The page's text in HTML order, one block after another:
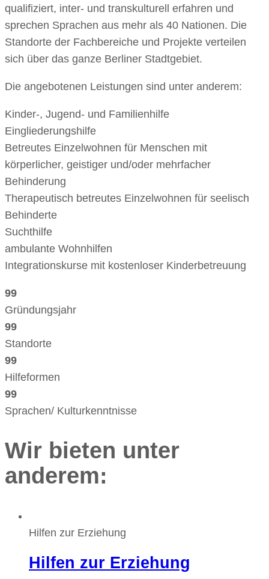
qualifiziert, inter- und transkulturell erfahren und
sprechen Sprachen aus mehr als 40 Nationen. Die
Standorte der Fachbereiche und Projekte verteilen
sich über das ganze Berliner Stadtgebiet.
Die angebotenen Leistungen sind unter anderem:
Kinder-, Jugend- und Familienhilfe
Eingliederungshilfe
Betreutes Einzelwohnen für Menschen mit
körperlicher, geistiger und/oder mehrfacher
Behinderung
Therapeutisch betreutes Einzelwohnen für seelisch
Behinderte
Suchthilfe
ambulante Wohnhilfen
Integrationskurse mit kostenloser Kinderbetreuung
99
Gründungsjahr
99
Standorte
99
Hilfeformen
99
Sprachen/ Kulturkenntnisse
Wir bieten unter
anderem:
Hilfen zur Erziehung
Hilfen zur Erziehung